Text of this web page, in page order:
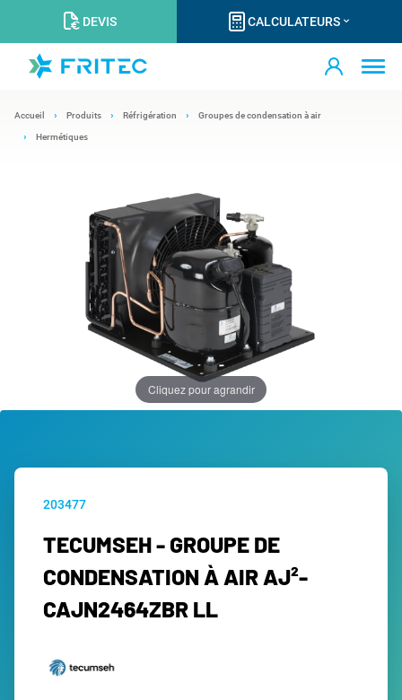
DEVIS CALCULATEURS
Accueil Produits Réfrigération Groupes de condensation à air
Hermétiques
Cliquez pour agrandir
203477
TECUMSEH - GROUPE DE
CONDENSATION À AIR AJ²-
CAJN2464ZBR LL